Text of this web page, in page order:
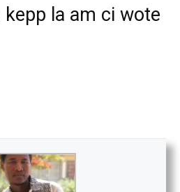
kepp la am ci wote